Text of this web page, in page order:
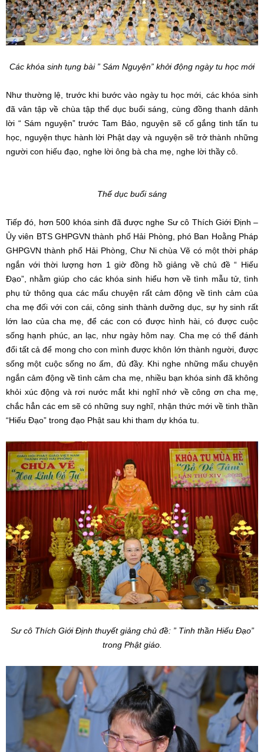
Các khóa sinh tụng bài ” Sám Nguyện” khởi động ngày tu học mới
Như thường lệ, trước khi bước vào ngày tu học mới, các khóa sinh
đã vân tập về chùa tập thể dục buổi sáng, cùng đồng thanh dânh
lời “ Sám nguyện” trước Tam Bảo, nguyện sẽ cố gắng tinh tấn tu
học, nguyện thực hành lời Phật dạy và nguyện sẽ trở thành những
người con hiếu đạo, nghe lời ông bà cha mẹ, nghe lời thầy cô.
Thế dục buổi sáng
Tiếp đó, hơn 500 khóa sinh đã được nghe Sư cô Thích Giới Định –
Ủy viên BTS GHPGVN thành phố Hải Phòng, phó Ban Hoằng Pháp
GHPGVN thành phố Hải Phòng, Chư Ni chùa Vẽ có một thời pháp
ngắn với thời lượng hơn 1 giờ đồng hồ giảng về chủ đề “ Hiếu
Đạo”, nhằm giúp cho các khóa sinh hiểu hơn về tình mẫu tử, tình
phụ tử thông qua các mẩu chuyện rất cảm động về tình cảm của
cha mẹ đối với con cái, công sinh thành dưỡng dục, sự hy sinh rất
lớn lao của cha mẹ, để các con có được hình hài, có được cuộc
sống hạnh phúc, an lạc, như ngày hôm nay. Cha mẹ có thể đánh
đổi tất cả để mong cho con mình được khôn lớn thành người, được
sống một cuộc sống no ấm, đủ đầy. Khi nghe những mẩu chuyện
ngắn cảm động về tình cảm cha mẹ, nhiều bạn khóa sinh đã không
khỏi xúc động và rơi nước mắt khi nghĩ nhớ về công ơn cha mẹ,
chắc hẳn các em sẽ có những suy nghĩ, nhận thức mới về tinh thần
“Hiếu Đạo” trong đạo Phật sau khi tham dự khóa tu.
Sư cô Thích Giới Định thuyết giảng chủ đề: ” Tinh thần Hiếu Đạo”
trong Phật giáo.